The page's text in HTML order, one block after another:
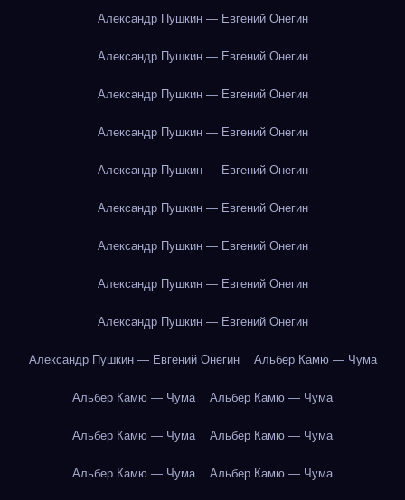
Александр Пушкин — Евгений Онегин
Александр Пушкин — Евгений Онегин
Александр Пушкин — Евгений Онегин
Александр Пушкин — Евгений Онегин
Александр Пушкин — Евгений Онегин
Александр Пушкин — Евгений Онегин
Александр Пушкин — Евгений Онегин
Александр Пушкин — Евгений Онегин
Александр Пушкин — Евгений Онегин
Александр Пушкин — Евгений Онегин Альбер Камю — Чума
Альбер Камю — Чума Альбер Камю — Чума
Альбер Камю — Чума Альбер Камю — Чума
Альбер Камю — Чума Альбер Камю — Чума